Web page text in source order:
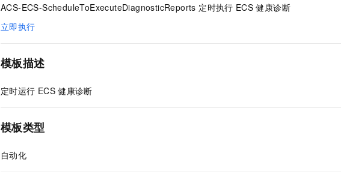
ACS-ECS-ScheduleToExecuteDiagnosticReports 定时执行 ECS 健康诊断
立即执行
模板描述
定时运行 ECS 健康诊断
模板类型
自动化